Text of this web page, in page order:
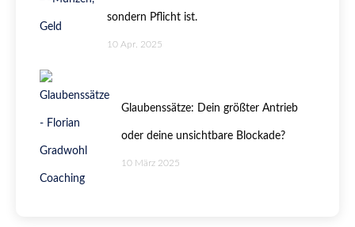
sondern Pflicht ist.
10 Apr. 2025
Glaubenssätze: Dein größter Antrieb
oder deine unsichtbare Blockade?
10 März 2025